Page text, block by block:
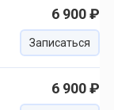
6 900 ₽
Записаться
6 900 ₽